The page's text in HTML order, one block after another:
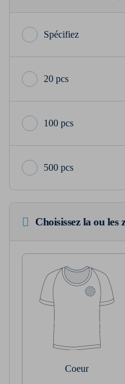
20 pcs
100 pcs
500 pcs
Choisissez la ou les
Coeur